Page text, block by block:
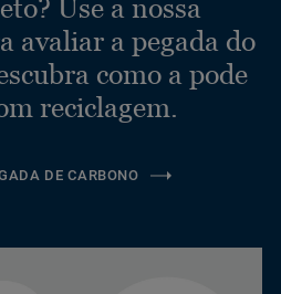
Use a nossa
avaliar a pegada do
como a pode
reciclagem.
DE CARBONO